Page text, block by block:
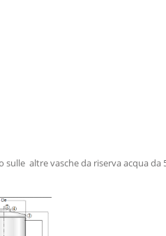
altre vasche da riserva acqua da